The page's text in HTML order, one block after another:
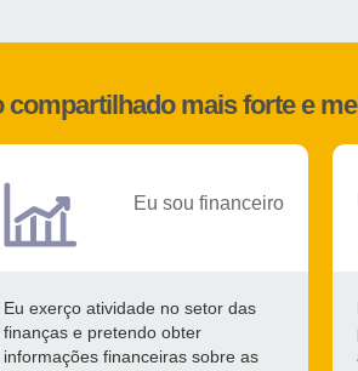
mais forte e
Eu sou financeiro
Eu exerço atividade no setor das
finanças e pretendo obter
informações financeiras sobre as